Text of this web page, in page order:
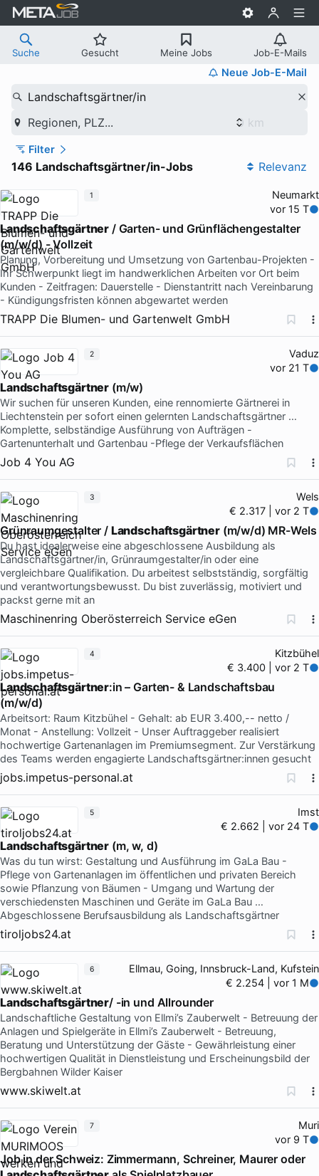
Suche Gesucht Meine Jobs Job-E-Mails
Neue Job-E-Mail
Landschaftsgärtner/in
Regionen, PLZ...
Filter
146 Landschaftsgärtner/in-Jobs Relevanz
Neumarkt
vor 15 T
Landschaftsgärtner / Garten- und Grünflächengestalter
(m/w/d) - Vollzeit
Planung, Vorbereitung und Umsetzung von Gartenbau-Projekten -
Ihr Schwerpunkt liegt im handwerklichen Arbeiten vor Ort beim
Kunden - Zeitfragen: Dauerstelle - Dienstantritt nach Vereinbarung
- Kündigungsfristen können abgewartet werden
TRAPP Die Blumen- und Gartenwelt GmbH
1
Vaduz
vor 21 T
Landschaftsgärtner (m/w)
Wir suchen für unseren Kunden, eine rennomierte Gärtnerei in
Liechtenstein per sofort einen gelernten Landschaftsgärtner …
Komplette, selbständige Ausführung von Aufträgen -
Gartenunterhalt und Gartenbau -Pflege der Verkaufsflächen
Job 4 You AG
2
Wels
€ 2.317 | vor 2 T
Grünraumgestalter / Landschaftsgärtner(m/w/d) MR-Wels
Du hast idealerweise eine abgeschlossene Ausbildung als
Landschaftsgärtner/in, Grünraumgestalter/in oder eine
vergleichbare Qualifikation. Du arbeitest selbstständig, sorgfältig
und verantwortungsbewusst. Du bist zuverlässig, motiviert und
packst gerne mit an
Maschinenring Oberösterreich Service eGen
3
Kitzbühel
€ 3.400 | vor 2 T
Landschaftsgärtner:in – Garten- & Landschaftsbau
(m/w/d)
Arbeitsort: Raum Kitzbühel - Gehalt: ab EUR 3.400,-- netto /
Monat - Anstellung: Vollzeit - Unser Auftraggeber realisiert
hochwertige Gartenanlagen im Premiumsegment. Zur Verstärkung
des Teams werden engagierte Landschaftsgärtner:innen gesucht
jobs.impetus-personal.at
4
Imst
€ 2.662 | vor 24 T
Landschaftsgärtner (m, w, d)
Was du tun wirst: Gestaltung und Ausführung im GaLa Bau -
Pflege von Gartenanlagen im öffentlichen und privaten Bereich
sowie Pflanzung von Bäumen - Umgang und Wartung der
verschiedensten Maschinen und Geräte im GaLa Bau …
Abgeschlossene Berufsausbildung als Landschaftsgärtner
tiroljobs24.at
5
Ellmau, Going, Innsbruck-Land, Kufstein
€ 2.254 | vor 1 M
Landschaftsgärtner/ -in und Allrounder
Landschaftliche Gestaltung von Ellmi’s Zauberwelt - Betreuung der
Anlagen und Spielgeräte in Ellmi’s Zauberwelt - Betreuung,
Beratung und Unterstützung der Gäste - Gewährleistung einer
hochwertigen Qualität in Dienstleistung und Erscheinungsbild der
Bergbahnen Wilder Kaiser
www.skiwelt.at
6
Muri
vor 9 T
Job in der Schweiz: Zimmermann, Schreiner, Maurer oder
7